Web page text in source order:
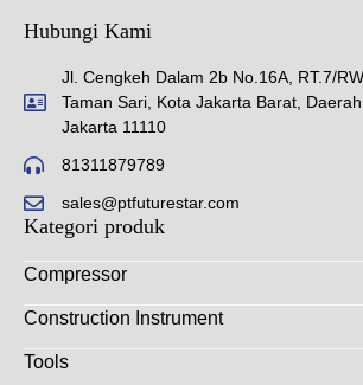
Hubungi Kami
Jl. Cengkeh Dalam 2b No.16A, RT.7/
Taman Sari, Kota Jakarta Barat,
Jakarta 11110
81311879789
sales@ptfuturestar.com
Kategori produk
Compressor
Construction Instrument
Tools